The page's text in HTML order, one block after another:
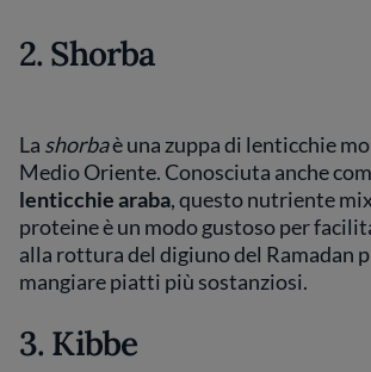
2. Shorba
La shorbaè una zuppa di lenticchie
Medio Oriente. Conosciuta anche
lenticchie araba, questo nutriente
proteine è un modo gustoso per
alla rottura del digiuno del Ramadan
mangiare piatti più sostanziosi.
3. Kibbe